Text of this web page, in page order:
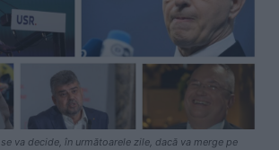
va decide, în următoarele zile, dacă va merge pe